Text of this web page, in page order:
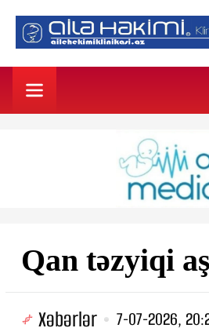
Qan təzyiqi
Xəbərlər 7-07-2026,